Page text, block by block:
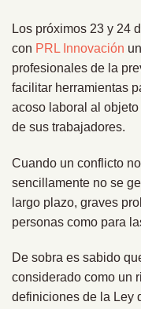
Los próximos 23 y 24
con PRL Innovación
profesionales de la
facilitar herramientas
acoso laboral al
de sus trabajadores.
Cuando un conflicto
sencillamente no se
largo plazo, graves
personas como para
De sobra es sabido
considerado como un
definiciones de la Ley